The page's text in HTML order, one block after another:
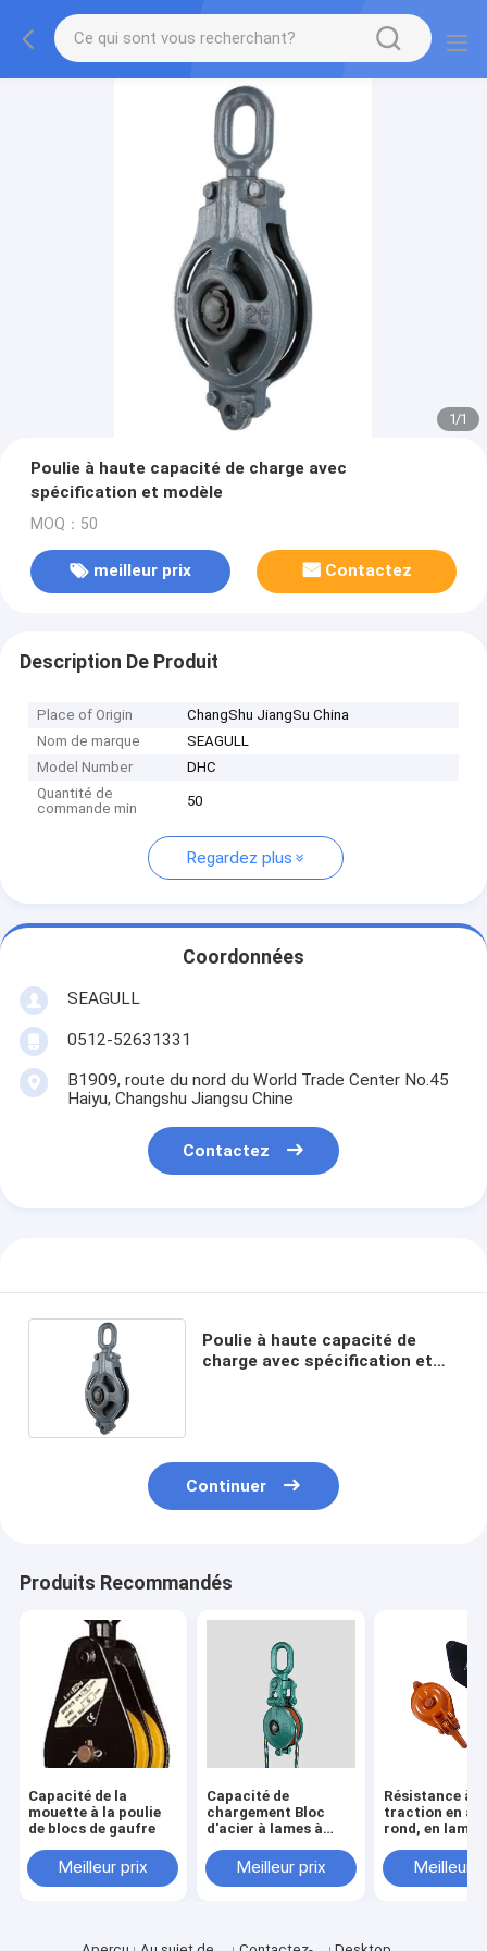
1/1
Poulie à haute capacité de charge avec
spécification et modèle
MOQ：50
meilleur prix Contactez
Description De Produit
Place of Origin
ChangShu JiangSu China
Nom de marque
SEAGULL
Model Number
DHC
Quantité de
commande min
50
Regardez plus
Coordonnées
SEAGULL
0512-52631331
B1909, route du nord du World Trade Center No.45
Haiyu, Changshu Jiangsu Chine
Contactez
Poulie à haute capacité de
charge avec spécification et
Continuer
Produits Recommandés
Capacité de la
mouette à la poulie
de blocs de gaufre
Meilleur prix
Capacité de
chargement Bloc
d'acier à lames à
Couleur argentée
pour le levage lourd
Meilleur prix
Résistance à
traction en
rond, en
peint pour le
Meilleur